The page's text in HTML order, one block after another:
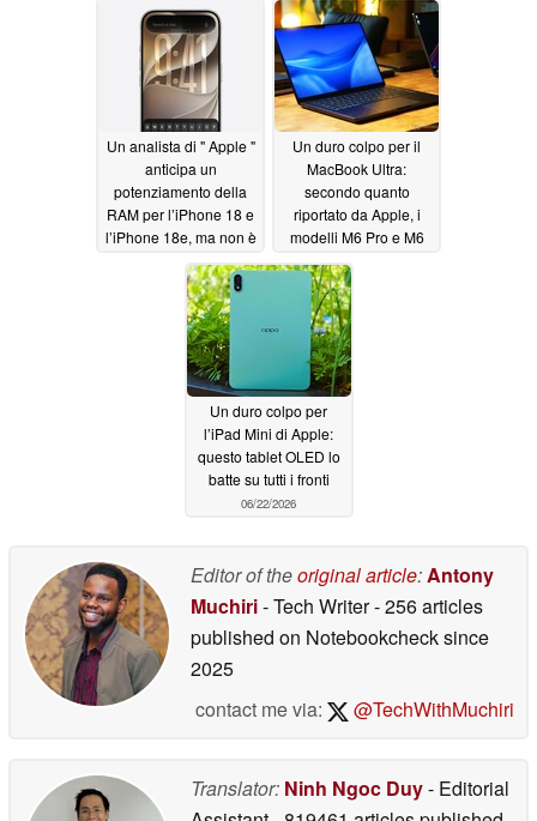
06/27/2026
Un analista di " Apple "
anticipa un
potenziamento della
RAM per l’iPhone 18 e
l’iPhone 18e, ma non è
06/27/2026
Un duro colpo per il
MacBook Ultra:
secondo quanto
riportato da Apple, i
modelli M6 Pro e M6
cancellati
Un duro colpo per
l’iPad Mini di Apple:
questo tablet OLED lo
batte su tutti i fronti
06/22/2026
Editor of theoriginal article:Antony
Muchiri- Tech Writer- 256 articles
published on Notebookchecksince
2025
contact me via:
@TechWithMuchiri
Translator: Ninh Ngoc Duy- Editorial